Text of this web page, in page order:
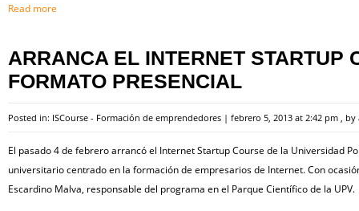
Read more
ARRANCA EL INTERNET STARTUP
FORMATO PRESENCIAL
Posted in: ISCourse - Formación de emprendedores | febrero 5, 2013 at 2:42 pm , by
El pasado 4 de febrero arrancó el Internet Startup Course de la Universidad
universitario centrado en la formación de empresarios de Internet. Con
Escardino Malva, responsable del programa en el Parque Científico de la UPV.